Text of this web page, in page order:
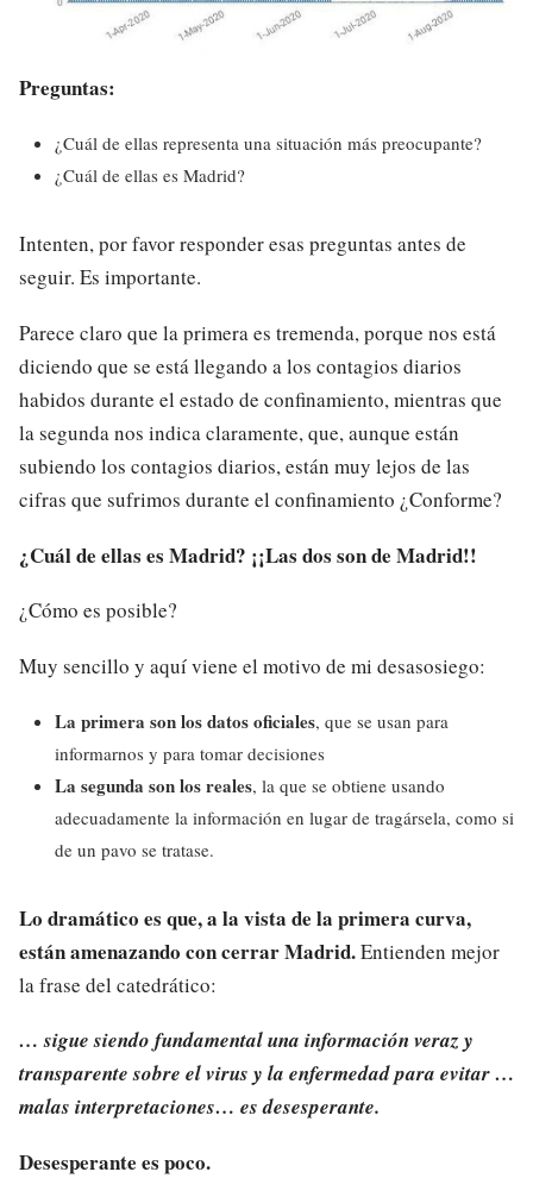
Preguntas:
¿Cuál de ellas representa una situación más preocupante?
¿Cuál de ellas es Madrid?
Intenten, por favor responder esas preguntas antes de
seguir. Es importante.
Parece claro que la primera es tremenda, porque nos está
diciendo que se está llegando a los contagios diarios
habidos durante el estado de confinamiento, mientras que
la segunda nos indica claramente, que, aunque están
subiendo los contagios diarios, están muy lejos de las
cifras que sufrimos durante el confinamiento ¿Conforme?
¿Cuál de ellas es Madrid? ¡¡Las dos son de Madrid!!
¿Cómo es posible?
Muy sencillo y aquí viene el motivo de mi desasosiego:
La primera son los datos oficiales, que se usan para
informarnos y para tomar decisiones
La segunda son los reales, la que se obtiene usando
adecuadamente la información en lugar de tragársela, como si
de un pavo se tratase.
Lo dramático es que, a la vista de la primera curva,
están amenazando con cerrar Madrid.Entienden mejor
la frase del catedrático:
… sigue siendo fundamental una información veraz y
transparente sobre el virus y la enfermedad para evitar …
malas interpretaciones… es desesperante.
Desesperante es poco.